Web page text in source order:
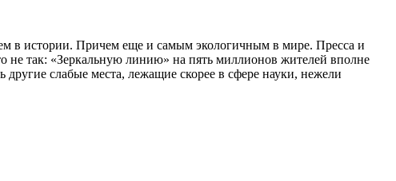
в истории. Причем еще и самым экологичным в мире. Пресса и
не так: «Зеркальную линию» на пять миллионов жителей вполне
слабые места, лежащие скорее в сфере науки, нежели